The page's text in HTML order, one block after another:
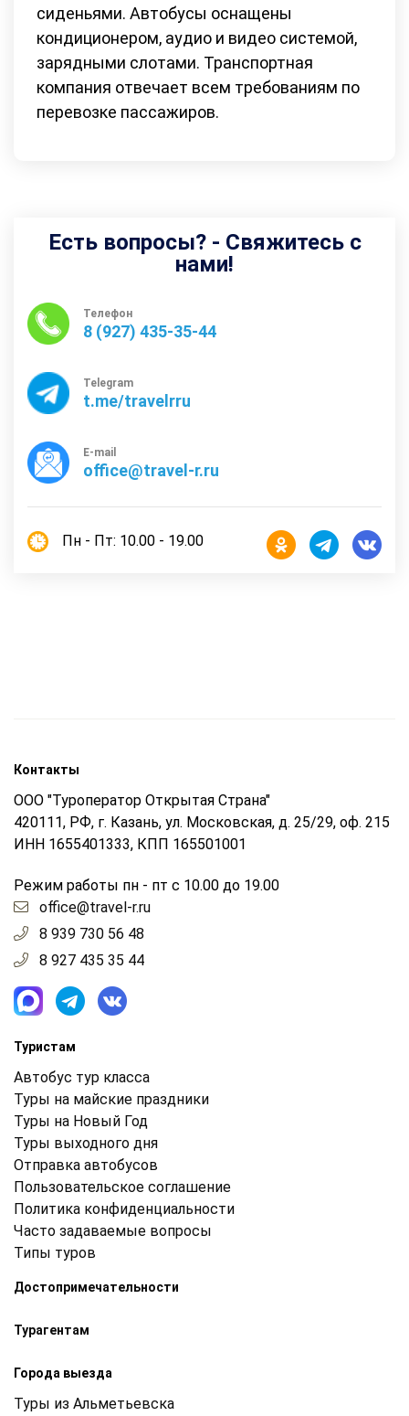
сиденьями. Автобусы оснащены
кондиционером, аудио и видео системой,
зарядными слотами. Транспортная
компания отвечает всем требованиям по
перевозке пассажиров.
Есть вопросы? - Свяжитесь с
нами!
Телефон
8 (927) 435-35-44
Telegram
t.me/travelrru
E-mail
office@travel-r.ru
Пн - Пт: 10.00 - 19.00
Контакты
ООО "Туроператор Открытая Страна"
420111, РФ, г. Казань, ул. Московская, д. 25/29, оф. 215
ИНН 1655401333, КПП 165501001
Режим работы пн - пт с 10.00 до 19.00
office@travel-r.ru
8 939 730 56 48
8 927 435 35 44
Туристам
Автобус тур класса
Туры на майские праздники
Туры на Новый Год
Туры выходного дня
Отправка автобусов
Пользовательское соглашение
Политика конфиденциальности
Часто задаваемые вопросы
Типы туров
Достопримечательности
Турагентам
Города выезда
Туры из Альметьевска